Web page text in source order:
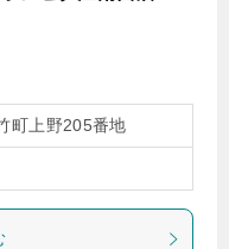
町上野205番地